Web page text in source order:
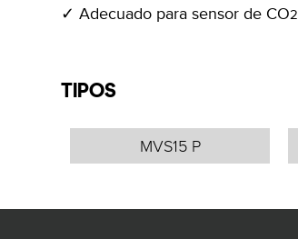
Adecuado para sensor de CO2
TIPOS
MVS15 P